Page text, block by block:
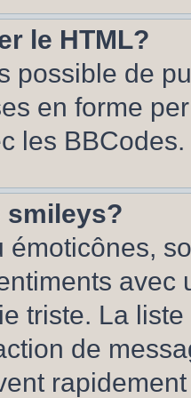
le HTML?
possible de
en forme
les BBCodes.
smileys?
émoticônes,
avec
triste. La
de